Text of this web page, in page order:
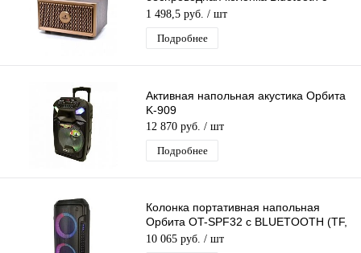
поддержкой USB, TF-карты, FM-радио
1 498,5 руб. / шт
Подробнее
Активная напольная акустика Орбита
K-909
12 870 руб. / шт
Подробнее
Колонка портативная напольная
Орбита OT-SPF32 с BLUETOOTH (TF,
AUX, USB, FM)
10 065 руб. / шт